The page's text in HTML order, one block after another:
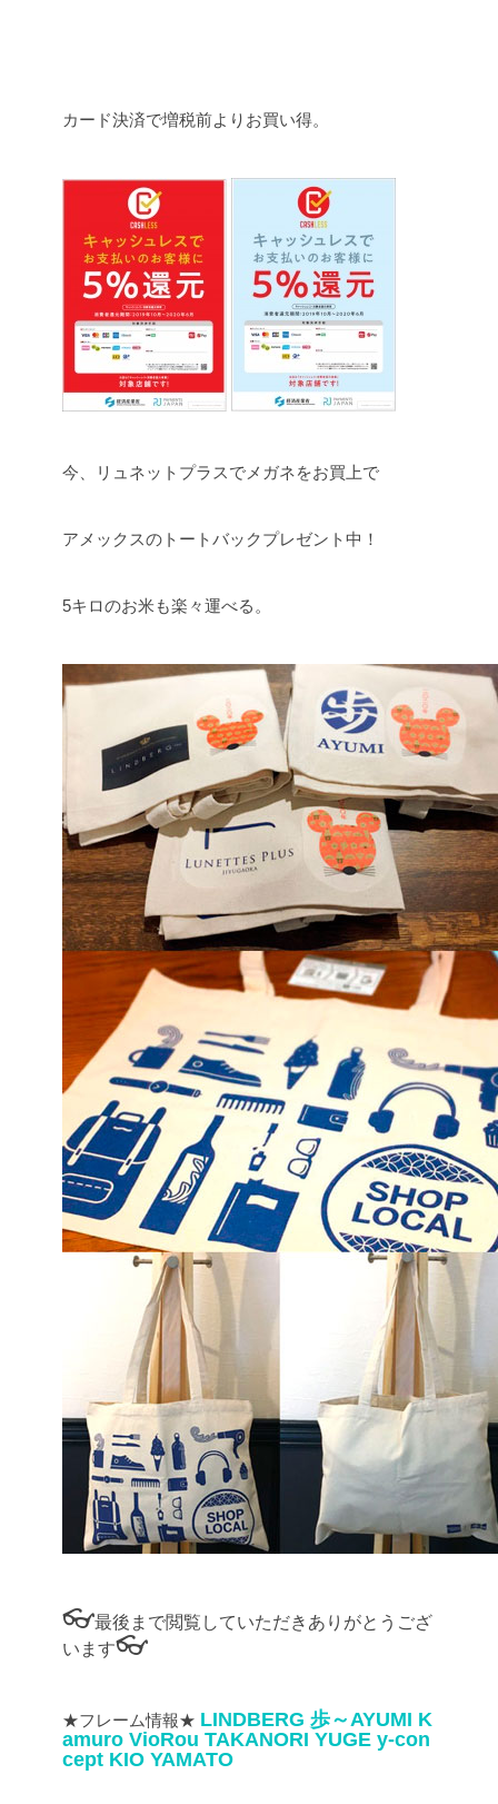
カード決済で増税前よりお買い得。
今、リュネットプラスでメガネをお買上で
アメックスのトートバックプレゼント中！
5キロのお米も楽々運べる。
👓最後まで閲覧していただきありがとうござ
います👓
★フレーム情報★ LINDBERG 歩～AYUMI K
amuro VioRou TAKANORI YUGE y-con
cept KIO YAMATO